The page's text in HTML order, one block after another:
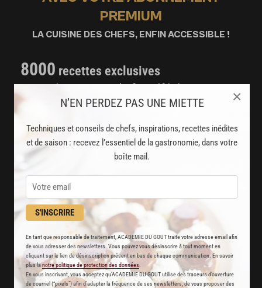
N’EN PERDEZ PAS UNE MIETTE
Techniques et conseils de chefs, inspirations, recettes inédites
et de saison : recevez l’essentiel de la gastronomie, dans votre
boîte mail.
S'INSCRIRE
En tant que responsable de traitement, ACADEMIE DU GOUT traite votre adresse email afin
de vous adresser des newsletters. Vous pouvez vous désinscrire à tout moment en
cliquant sur le lien de désinscription présent en bas de chaque communication. En savoir
plus lanotre politique de protection des données
En vous inscrivant, vous acceptez qu'ACADEMIE DU GOUT utilise des traceurs d’ouverture
de courriel (“pixels”) afin d’adapter la fréquence de ses newsletters, de vous proposer des
×
PREMIUM
LA CUISINE DES CHEFS, ENFIN ACCESSIBLE !
8000 recettes exclusives
partagées par vos chefs préférés
et techniques de cuisine et pâtisserie
Des nouveautés
disponibles chaque semaine
Stop pub
un service garanti sans publicité
JE M'ABONNE
DÉJÀ ABONNÉ(E) ? JE ME CONNECTE